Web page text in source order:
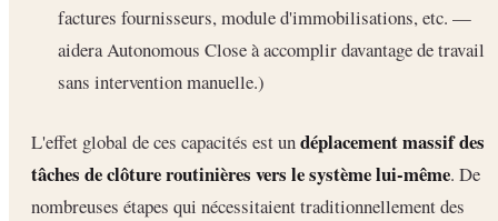
factures fournisseurs, module d'immobilisations, etc. —
aidera Autonomous Close à accomplir davantage de travail
sans intervention manuelle.)
L'effet global de ces capacités est undéplacement massif des
tâches de clôture routinières vers le système lui-même. De
nombreuses étapes qui nécessitaient traditionnellement des